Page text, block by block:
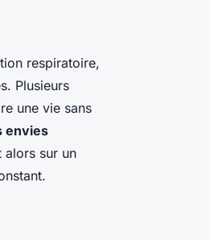
respiratoire,
Plusieurs
une vie sans
envies
alors sur un